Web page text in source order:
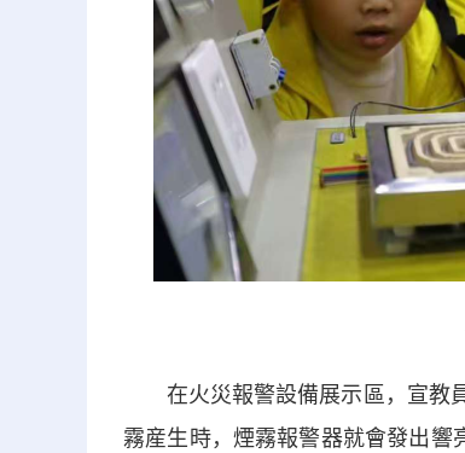
在火災報警設備展示區，宣教員
霧産生時，煙霧報警器就會發出響